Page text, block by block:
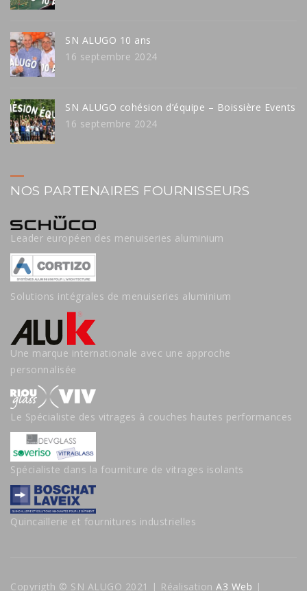
SN ALUGO 10 ans
16 septembre 2024
SN ALUGO cohésion d’équipe – Boissière Events
16 septembre 2024
NOS PARTENAIRES FOURNISSEURS
Leader européen des menuiseries aluminium
Solutions intégrales de menuiseries aluminium
Une marque internationale avec une approche
personnalisée
Le Spécialiste des vitrages à couches hautes performances
Spécialiste dans la fourniture de vitrages isolants
Quincaillerie et fournitures industrielles
Copyrigth © SN ALUGO 2021 | Réalisation A3 Web |